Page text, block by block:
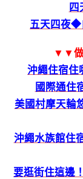
五天四夜◆
▼▼做
沖繩住宿住
國際通住
美國村摩天輪
沖繩水族館住
要逛街住這邊